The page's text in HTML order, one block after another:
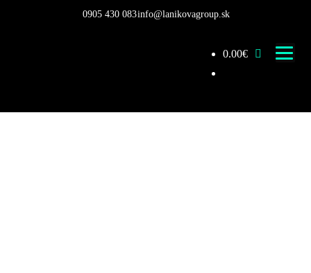
0905 430 083info@lanikovagroup.sk
0.00€